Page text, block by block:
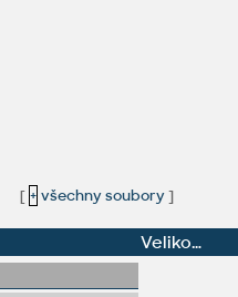
[ + všechny soubory]
Velikost